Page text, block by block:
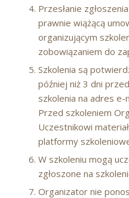
Przesłanie
prawnie wiążącą
organizującym
zobowiązaniem do
Szkolenia są
później niż 3 dni
szkolenia na adres e-
Przed szkoleniem
Uczestnikowi
platformy
W szkoleniu mogą
zgłoszone na
Organizator nie